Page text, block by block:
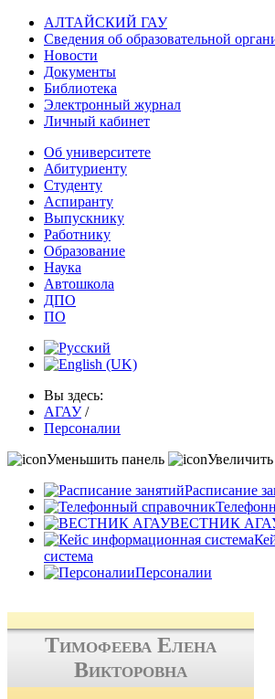
АЛТАЙСКИЙ ГАУ
Сведения об образовательной
Новости
Документы
Библиотека
Электронный журнал
Личный кабинет
Об университете
Абитуриенту
Студенту
Аспиранту
Выпускнику
Работнику
Образование
Наука
Автошкола
ДПО
ПО
Вы здесь:
АГАУ /
Персоналии
Уменьшить панель
Расписание
ВЕСТНИК
система
Персоналии
Тимофеева Елена
Викторовна